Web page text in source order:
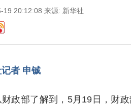
19 20:12:08 来源: 新华社
者 申铖
政部了解到，5月19日，财